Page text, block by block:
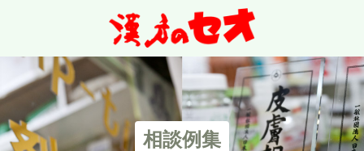
相談例集